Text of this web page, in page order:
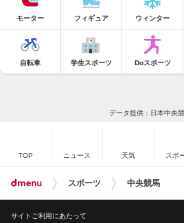
モーター フィギュア ウィンター
自転車 学生スポーツ Doスポーツ
データ提供：日本中央
TOP ニュース 天気 スポ
スポーツ 中央競馬
サイトご利用にあたって